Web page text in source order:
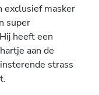
exclusief masker
super
heeft een
aan de
strass